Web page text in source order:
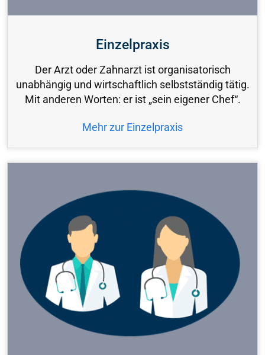
Einzelpraxis
Der Arzt oder Zahnarzt ist organisatorisch
unabhängig und wirtschaftlich selbstständig tätig.
Mit anderen Worten: er ist „sein eigener Chef“.
Mehr zur Einzelpraxis